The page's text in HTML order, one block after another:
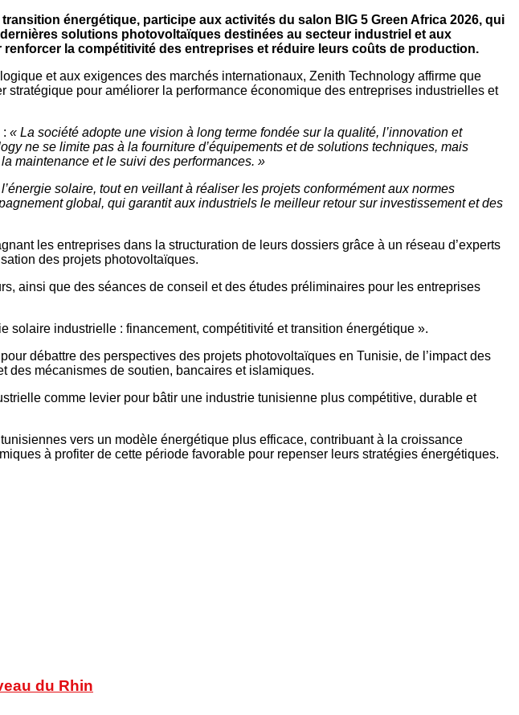
énergétique, participe aux activités du salon BIG 5 Green Africa 2026, qui
solutions photovoltaïques destinées au secteur industriel et aux
la compétitivité des entreprises et réduire leurs coûts de production.
et aux exigences des marchés internationaux, Zenith Technology affirme que
stratégique pour améliorer la performance économique des entreprises industrielles et
: « La société adopte une vision à long terme fondée sur la qualité, l’innovation et
ne se limite pas à la fourniture d’équipements et de solutions techniques, mais
maintenance et le suivi des performances. »
solaire, tout en veillant à réaliser les projets conformément aux normes
global, qui garantit aux industriels le meilleur retour sur investissement et des
les entreprises dans la structuration de leurs dossiers grâce à un réseau d’experts
des projets photovoltaïques.
ainsi que des séances de conseil et des études préliminaires pour les entreprises
solaire industrielle : financement, compétitivité et transition énergétique ».
débattre des perspectives des projets photovoltaïques en Tunisie, de l’impact des
mécanismes de soutien, bancaires et islamiques.
comme levier pour bâtir une industrie tunisienne plus compétitive, durable et
vers un modèle énergétique plus efficace, contribuant à la croissance
à profiter de cette période favorable pour repenser leurs stratégies énergétiques.
du Rhin